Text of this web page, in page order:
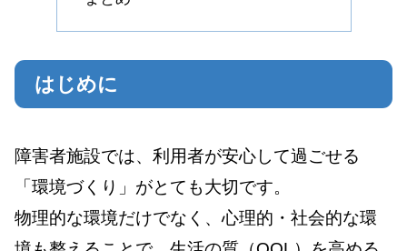
はじめに
障害者施設では、利用者が安心して過ごせる
「環境づくり」がとても大切です。
物理的な環境だけでなく、心理的・社会的な環